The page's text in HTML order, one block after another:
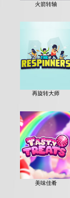
火箭转轴
再旋转大师
美味佳肴